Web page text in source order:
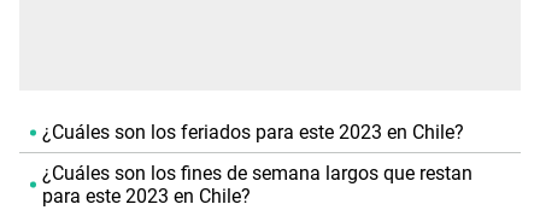
¿Cuáles son los feriados para este 2023 en Chile?
¿Cuáles son los fines de semana largos que restan
para este 2023 en Chile?